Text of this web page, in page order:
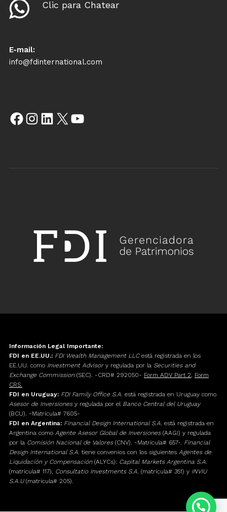
Clic para Chatear
E-mail:
info@fdinternational.com
Información Legal Importante:
FDI en EE.UU.: FDI Wealth Management LLCestá registrada en los
EE.UU. como Investment Advisory regulada por la Securities and
Exchange Commission(SEC). -CRD# 292050- Form ADV Part 2, Form
CRS.
FDI en Uruguay: FDI Family Office S.A. está registrada en Uruguay como
Asesor de Inversionesy regulada por el Banco Central del Uruguay
(BCU). -Matrícula# 7605-
FDI en Argentina: Financial Design International S.A. está registrada en
Argentina como Agente Asesor Global de Inversiones(AAGI) y regulada
por la Comisión Nacional de Valores(CNV). -Matrícula# 657-. Financial
Design International S.A. tiene convenios con los siguientes Agentes de
Liquidación y Compensación(ALYCs): Capital Markets Argentina S.A.
(matrícula# 117), Consultatio Investments S.A. (matrícula# 351) y INVIU
S.A.U(matrícula# 205).